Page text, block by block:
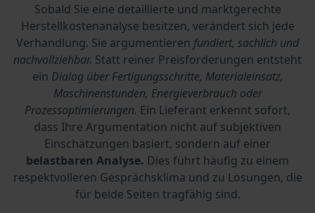
Sobald Sie eine detaillierte und marktgerechte
Herstellkostenanalyse besitzen, verändert sich jede
Verhandlung. Sie argumentieren fundiert, sachlich und
nachvollziehbar. Statt reiner Preisforderungen entsteht
ein Dialog über Fertigungsschritte, Materialeinsatz,
Maschinenstunden, Energieverbrauch oder
Prozessoptimierungen. Ein Lieferant erkennt sofort,
dass Ihre Argumentation nicht auf subjektiven
Einschätzungen basiert, sondern auf einer
belastbaren Analyse. Dies führt häufig zu einem
respektvolleren Gesprächsklima und zu Lösungen, die
für beide Seiten tragfähig sind.